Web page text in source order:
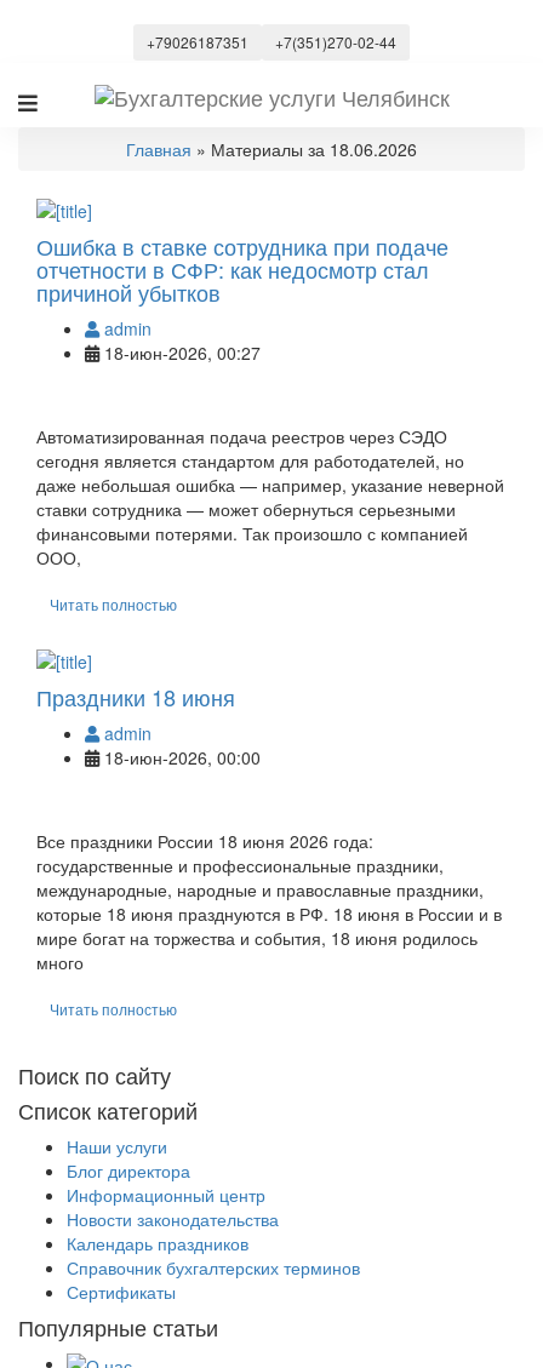
+79026187351 +7(351)270-02-44
Главная » Материалы за 18.06.2026
Ошибка в ставке сотрудника при подаче
отчетности в СФР: как недосмотр стал
причиной убытков
admin
18-июн-2026, 00:27
Автоматизированная подача реестров через СЭДО
сегодня является стандартом для работодателей, но
даже небольшая ошибка — например, указание неверной
ставки сотрудника — может обернуться серьезными
финансовыми потерями. Так произошло с компанией
ООО,
Читать полностью
Праздники 18 июня
admin
18-июн-2026, 00:00
Все праздники России 18 июня 2026 года:
государственные и профессиональные праздники,
международные, народные и православные праздники,
которые 18 июня празднуются в РФ. 18 июня в России и в
мире богат на торжества и события, 18 июня родилось
много
Читать полностью
Поиск по сайту
Список категорий
Наши услуги
Блог директора
Информационный центр
Новости законодательства
Календарь праздников
Справочник бухгалтерских терминов
Сертификаты
Популярные статьи